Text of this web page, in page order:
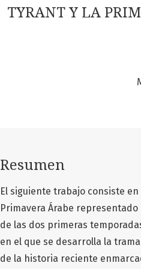
TYRANT Y LA
Resumen
El siguiente trabajo consiste
Primavera Árabe
de las dos primeras
en el que se desarrolla la
de la historia reciente